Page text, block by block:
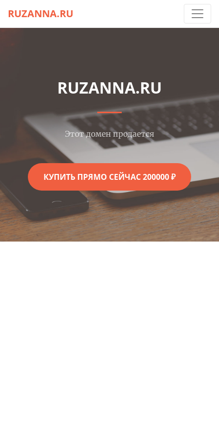
RUZANNA.RU
RUZANNA.RU
Этот домен продается
КУПИТЬ ПРЯМО СЕЙЧАС 200000 ₽